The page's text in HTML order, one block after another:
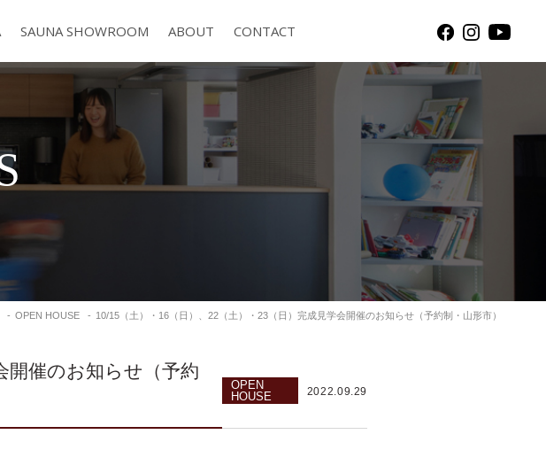
SAUNA SHOWROOM ABOUT CONTACT
OPEN HOUSE 10/15（土）・16（日）、22（土）・23（日）完成見学会開催のお知らせ（予約制・山形市）
開催のお知らせ（予約
OPEN
HOUSE
2022.09.29